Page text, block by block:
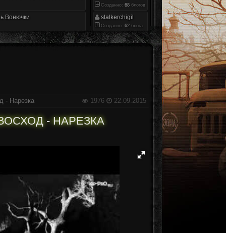
Вонючки
Созданно: 68 блогов
stalkerchigil
Созданно: 62 блога
1976 22.09.2015
- Нарезка
- НАРЕЗКА